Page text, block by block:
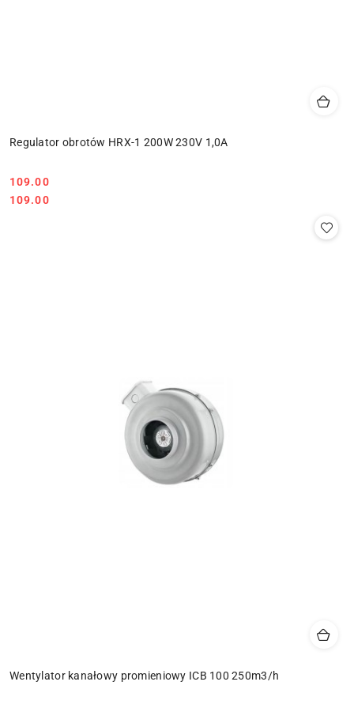
Regulator obrotów HRX-1 200W 230V 1,0A
Cena:
109.00
Cena:
109.00
Wentylator kanałowy promieniowy ICB 100 250m3/h